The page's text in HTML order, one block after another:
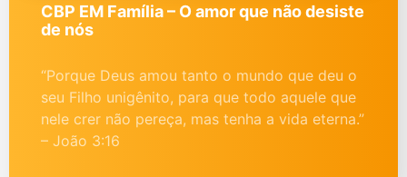
CBP EM Família – O amor que não desiste
de nós
“Porque Deus amou tanto o mundo que deu o
seu Filho unigênito, para que todo aquele que
nele crer não pereça, mas tenha a vida eterna.”
– João 3:16